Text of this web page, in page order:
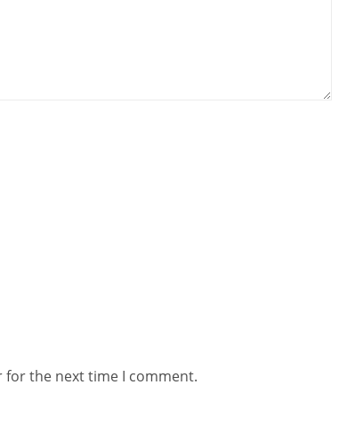
for the next time I comment.